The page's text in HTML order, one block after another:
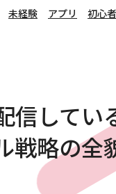
未経験 アプリ 初心者
信してい
戦略の全